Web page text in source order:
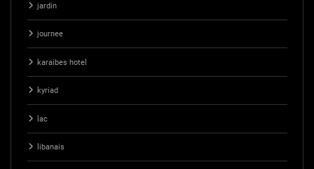
jardin
journee
karaibes hotel
kyriad
lac
libanais